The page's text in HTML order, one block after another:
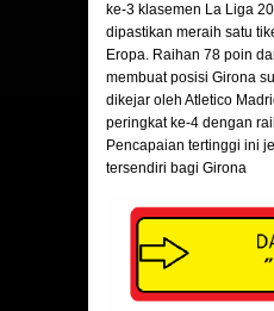
ke-3 klasemen La Liga
dipastikan meraih satu
Eropa. Raihan 78 poin
membuat posisi Girona
dikejar oleh Atletico
peringkat ke-4 dengan
Pencapaian tertinggi ini
tersendiri bagi Girona